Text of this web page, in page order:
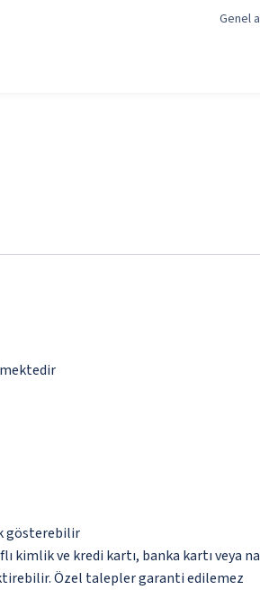
Genel
gösterebilir
kimlik ve kredi kartı, banka kartı veya
Özel talepler garanti edilemez